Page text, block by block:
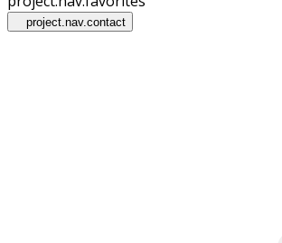
project.nav.contact